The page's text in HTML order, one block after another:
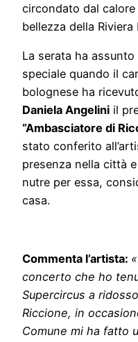
circondato dal
bellezza della Riviera
La serata ha
speciale quando il
bolognese ha
Daniela Angelini il
“Ambasciatore di
stato conferito
presenza nella città
nutre per essa,
casa.
Commenta l’artista:
concerto che ho
Supercircus a
Riccione, in
Comune mi ha fatto